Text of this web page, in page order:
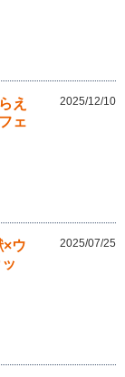
え
ェ
2025/12/10
×ウ
2025/07/25